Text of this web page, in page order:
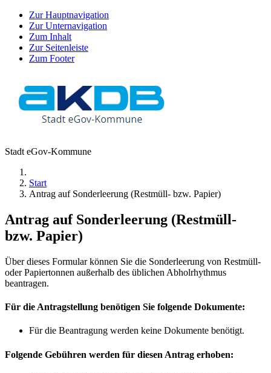
Zur Hauptnavigation
Zur Unternavigation
Zum Inhalt
Zur Seitenleiste
Zum Footer
Stadt eGov-Kommune
Start
Antrag auf Sonderleerung (Restmüll- bzw. Papier)
Antrag auf Sonderleerung (Restmüll-
bzw. Papier)
Über dieses Formular können Sie die Sonderleerung von Restmüll-
oder Papiertonnen außerhalb des üblichen Abholrhythmus
beantragen.
Für die Antragstellung benötigen Sie folgende Dokumente:
Für die Beantragung werden keine Dokumente benötigt.
Folgende Gebühren werden für diesen Antrag erhoben: